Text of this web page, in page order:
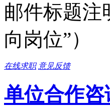
邮件标题注
向岗位”）
在线求职 意见反馈
单位合作咨